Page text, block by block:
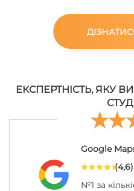
ЕКСПЕРТНІСТЬ, ЯКУ
Google
(4,6)
№1 за